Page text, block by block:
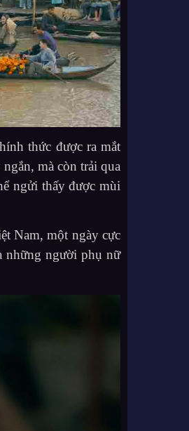
thức được ra mắt
mà còn trải qua
ngửi thấy được mùi
Nam, một ngày cực
những người phụ nữ